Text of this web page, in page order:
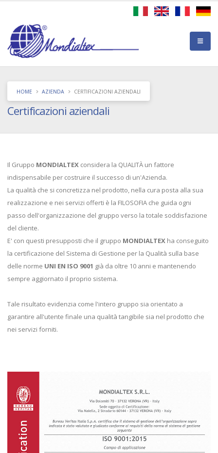
Certificazioni aziendali
HOME AZIENDA CERTIFICAZIONI AZIENDALI
Il Gruppo MONDIALTEX considera la QUALITÀ un fattore
indispensabile per costruire il successo di un'Azienda.
La qualità che si concretizza nel prodotto, nella cura posta alla sua
realizzazione e nei servizi offerti è la FILOSOFIA che guida ogni
passo dell'organizzazione del gruppo verso la totale soddisfazione
del cliente.
E' con questi presupposti che il gruppo MONDIALTEX ha conseguito
la certificazione del Sistema di Gestione per la Qualità sulla base
delle norme UNI EN ISO 9001 già da oltre 10 anni e mantenendo
sempre aggiornato il proprio sistema.
Tale risultato evidenzia come l'intero gruppo sia orientato a
garantire all'utente finale una qualità tangibile sia nel prodotto che
nei servizi forniti.